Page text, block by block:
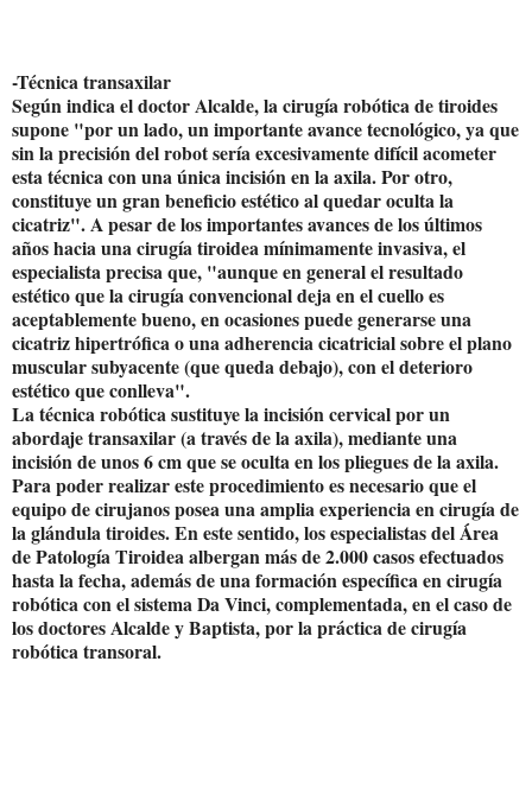
-Técnica transaxilar
Según indica el doctor Alcalde, la cirugía robótica de tiroides
supone "por un lado, un importante avance tecnológico, ya que
sin la precisión del robot sería excesivamente difícil acometer
esta técnica con una única incisión en la axila. Por otro,
constituye un gran beneficio estético al quedar oculta la
cicatriz". A pesar de los importantes avances de los últimos
años hacia una cirugía tiroidea mínimamente invasiva, el
especialista precisa que, "aunque en general el resultado
estético que la cirugía convencional deja en el cuello es
aceptablemente bueno, en ocasiones puede generarse una
cicatriz hipertrófica o una adherencia cicatricial sobre el plano
muscular subyacente (que queda debajo), con el deterioro
estético que conlleva".
La técnica robótica sustituye la incisión cervical por un
abordaje transaxilar (a través de la axila), mediante una
incisión de unos 6 cm que se oculta en los pliegues de la axila.
Para poder realizar este procedimiento es necesario que el
equipo de cirujanos posea una amplia experiencia en cirugía de
la glándula tiroides. En este sentido, los especialistas del Área
de Patología Tiroidea albergan más de 2.000 casos efectuados
hasta la fecha, además de una formación específica en cirugía
robótica con el sistema Da Vinci, complementada, en el caso de
los doctores Alcalde y Baptista, por la práctica de cirugía
robótica transoral.